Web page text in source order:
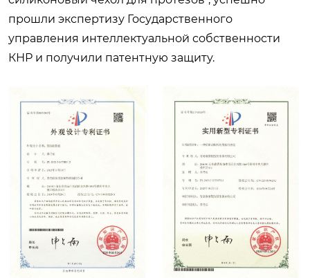
прошли экспертизу Государственного
управления интеллектуальной собственности
КНР и получили патентную защиту.